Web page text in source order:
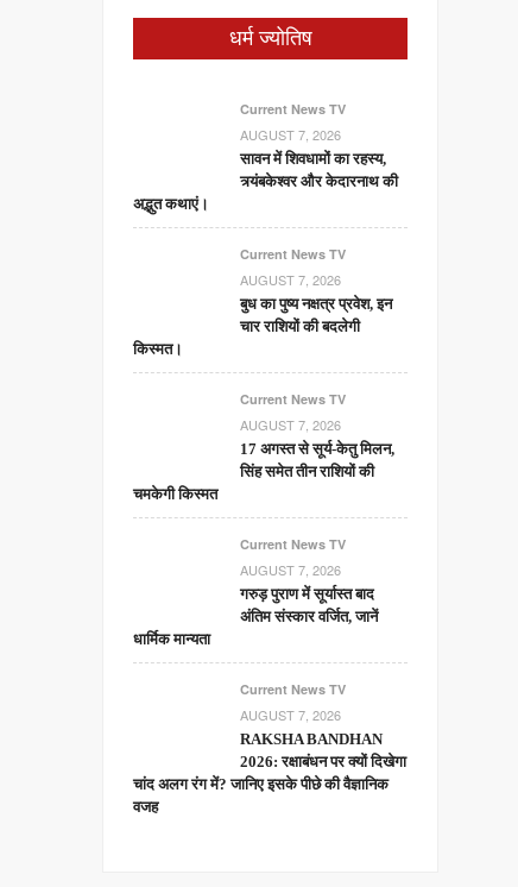
धर्म ज्योतिष
Current News TV
AUGUST 7, 2026
सावन में शिवधामों का रहस्य,
त्र्यंबकेश्वर और केदारनाथ की
अद्भुत कथाएं।
Current News TV
AUGUST 7, 2026
बुध का पुष्य नक्षत्र प्रवेश, इन
चार राशियों की बदलेगी
किस्मत।
Current News TV
AUGUST 7, 2026
17 अगस्त से सूर्य-केतु मिलन,
सिंह समेत तीन राशियों की
चमकेगी किस्मत
Current News TV
AUGUST 7, 2026
गरुड़ पुराण में सूर्यास्त बाद
अंतिम संस्कार वर्जित, जानें
धार्मिक मान्यता
Current News TV
AUGUST 7, 2026
RAKSHA BANDHAN
2026: रक्षाबंधन पर क्यों दिखेगा
चांद अलग रंग में? जानिए इसके पीछे की वैज्ञानिक
वजह